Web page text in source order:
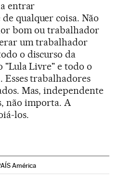
entrar
qualquer coisa. Não
bom ou trabalhador
um trabalhador
o discurso da
"Lula Livre" e todo o
Esses trabalhadores
Mas, independente
não importa. A
los.
América